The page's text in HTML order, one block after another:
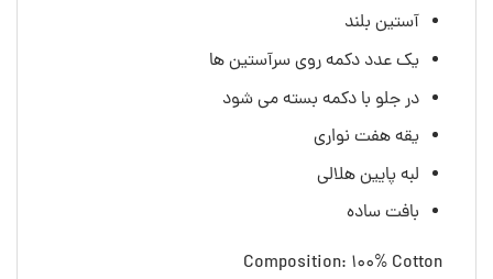
آستین بلند
یک عدد دکمه روی سرآستین ها
در جلو با دکمه بسته می شود
یقه هفت نواری
لبه پایین هلالی
بافت ساده
Composition: 100% Cotton